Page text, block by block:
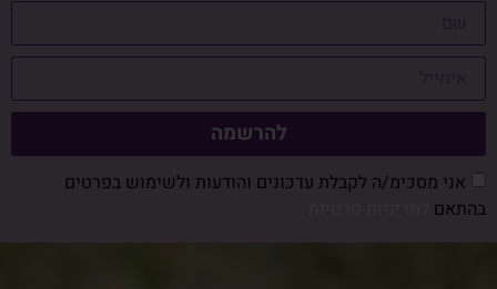
אני מסכימ/ה לקבלת עדכונים והודעות ולשימוש בפרטים
בהתאם
להרשמה